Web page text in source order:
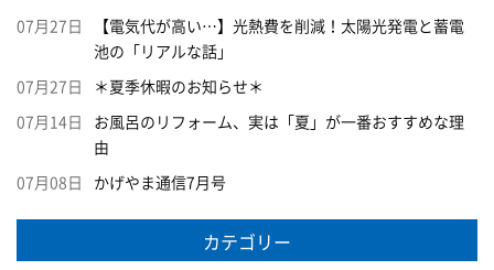
07月27日
【電気代が高い…】光熱費を削減！太陽光発電と蓄電
池の「リアルな話」
07月27日 ＊夏季休暇のお知らせ＊
07月14日
お風呂のリフォーム、実は「夏」が一番おすすめな理
由
07月08日 かげやま通信7月号
カテゴリー